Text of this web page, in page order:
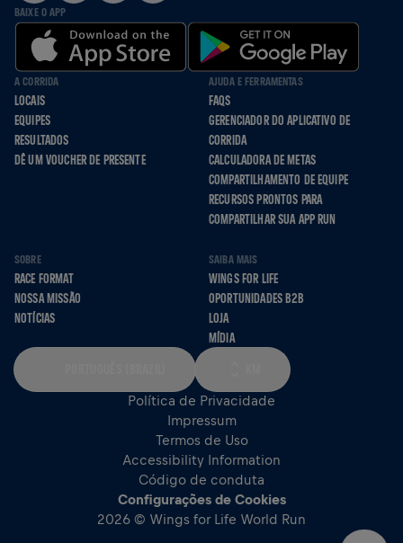
BAIXE O APP
A CORRIDA
LOCAIS
EQUIPES
RESULTADOS
DÊ UM VOUCHER DE PRESENTE
AJUDA E FERRAMENTAS
FAQS
GERENCIADOR DO APLICATIVO DE
CORRIDA
CALCULADORA DE METAS
COMPARTILHAMENTO DE EQUIPE
RECURSOS PRONTOS PARA
COMPARTILHAR SUA APP RUN
SOBRE
RACE FORMAT
NOSSA MISSÃO
NOTÍCIAS
SAIBA MAIS
WINGS FOR LIFE
OPORTUNIDADES B2B
LOJA
MÍDIA
Política de Privacidade
Impressum
Termos de Uso
Accessibility Information
Código de conduta
Configurações de Cookies
2026 © Wings for Life World Run